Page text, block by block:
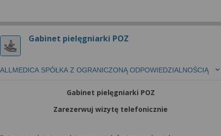
Gabinet pielęgniarki POZ
ALLMEDICA SPÓŁKA Z OGRANICZONĄ ODPOWIEDZIALNOŚCIĄ
Gabinet pielęgniarki POZ
Zarezerwuj wizytę telefonicznie